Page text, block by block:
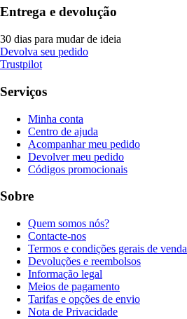
Entrega e devolução
30 dias para mudar de ideia
Devolva seu pedido
Trustpilot
Serviços
Minha conta
Centro de ajuda
Acompanhar meu pedido
Devolver meu pedido
Códigos promocionais
Sobre
Quem somos nós?
Contacte-nos
Termos e condições gerais de venda
Devoluções e reembolsos
Informação legal
Meios de pagamento
Tarifas e opções de envio
Nota de Privacidade